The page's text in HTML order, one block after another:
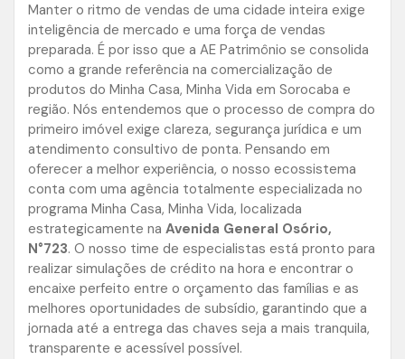
Manter o ritmo de vendas de uma cidade inteira exige
inteligência de mercado e uma força de vendas
preparada. É por isso que a AE Patrimônio se consolida
como a grande referência na comercialização de
produtos do Minha Casa, Minha Vida em Sorocaba e
região. Nós entendemos que o processo de compra do
primeiro imóvel exige clareza, segurança jurídica e um
atendimento consultivo de ponta. Pensando em
oferecer a melhor experiência, o nosso ecossistema
conta com uma agência totalmente especializada no
programa Minha Casa, Minha Vida, localizada
estrategicamente na Avenida General Osório,
N°723. O nosso time de especialistas está pronto para
realizar simulações de crédito na hora e encontrar o
encaixe perfeito entre o orçamento das famílias e as
melhores oportunidades de subsídio, garantindo que a
jornada até a entrega das chaves seja a mais tranquila,
transparente e acessível possível.